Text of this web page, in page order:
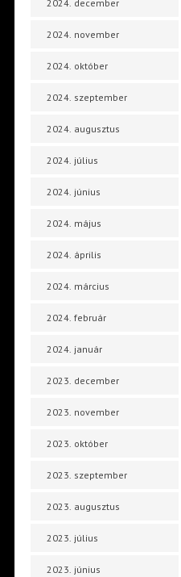
2024. december
2024. november
2024. október
2024. szeptember
2024. augusztus
2024. július
2024. június
2024. május
2024. április
2024. március
2024. február
2024. január
2023. december
2023. november
2023. október
2023. szeptember
2023. augusztus
2023. július
2023. június